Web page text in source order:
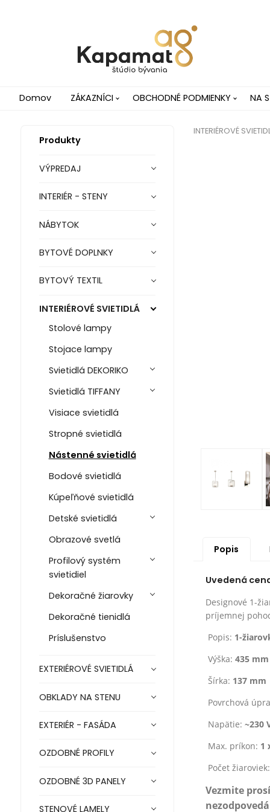
Domov ZÁKAZNÍCI OBCHODNÉ PODMIENKY NA
Produkty
VÝPREDAJ
INTERIÉR - STENY
NÁBYTOK
BYTOVÉ DOPLNKY
BYTOVÝ TEXTIL
INTERIÉROVÉ SVIETIDLÁ
Stolové lampy
Stojace lampy
Svietidlá DEKORIKO
Svietidlá TIFFANY
Visiace svietidlá
Stropné svietidlá
Nástenné svietidlá
Bodové svietidlá
Kúpeľňové svietidlá
Detské svietidlá
Obrazové svetlá
Profilový systém
svietidiel
Dekoračné žiarovky
Dekoračné tienidlá
Príslušenstvo
EXTERIÉROVÉ SVIETIDLÁ
OBKLADY NA STENU
EXTERIÉR - FASÁDA
OZDOBNÉ PROFILY
OZDOBNÉ 3D PANELY
STENOVÉ LAMELY
INTERIÉROVÉ
Popis
Uvedená
Designové 1-
príjemnej
Popis: 1-
Výška: 435 mm
Šírka: 137 mm
Povrchová
Napätie: ~230
Max. príkon: 1
Počet
Vezmite